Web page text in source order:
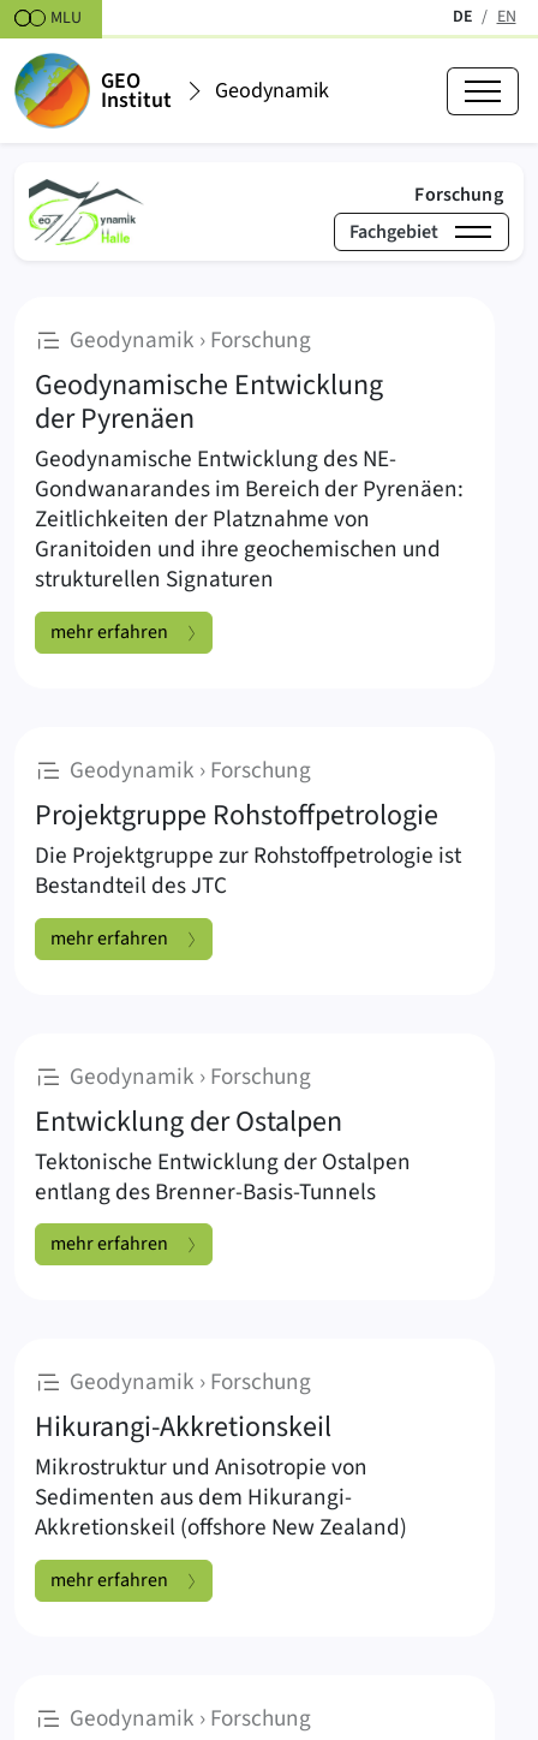
Zum Inhalt springen DE
(aktiv)
EN
MLU
GEO
Institut Geodynamik
Forschung
Fachgebiet
›
Forschung
Unterseiten von Forschung
Geodynamik › Forschung:
Geodynamische Entwicklung
der Pyrenäen
Geodynamische Entwicklung des NE-
Gondwanarandes im Bereich der Pyrenäen:
Zeitlichkeiten der Platznahme von
Granitoiden und ihre geochemischen und
strukturellen Signaturen
Geodynamische Entwicklung der Pyrenäen:
mehr erfahren
Geodynamik › Forschung:
Projektgruppe Rohstoffpetrologie
Die Projektgruppe zur Rohstoffpetrologie ist
Bestandteil des JTC
Projektgruppe Rohstoffpetrologie:
mehr erfahren
Geodynamik › Forschung:
Entwicklung der Ostalpen
Tektonische Entwicklung der Ostalpen
entlang des Brenner-Basis-Tunnels
Entwicklung der Ostalpen:
mehr erfahren
Geodynamik › Forschung:
Hikurangi-Akkretionskeil
Mikrostruktur und Anisotropie von
Sedimenten aus dem Hikurangi-
Akkretionskeil (offshore New Zealand)
Hikurangi-Akkretionskeil:
mehr erfahren
Geodynamik › Forschung: